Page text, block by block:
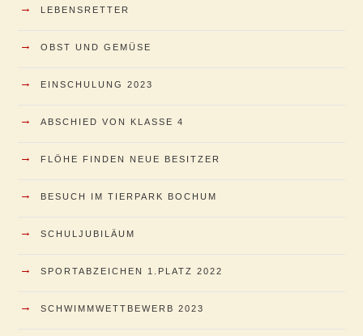
→ LEBENSRETTER
→ OBST UND GEMÜSE
→ EINSCHULUNG 2023
→ ABSCHIED VON KLASSE 4
→ FLÖHE FINDEN NEUE BESITZER
→ BESUCH IM TIERPARK BOCHUM
→ SCHULJUBILÄUM
→ SPORTABZEICHEN 1.PLATZ 2022
→ SCHWIMMWETTBEWERB 2023